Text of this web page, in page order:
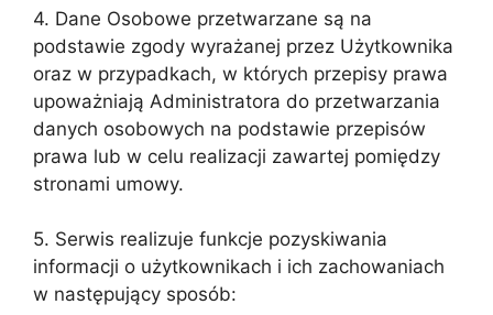
4. Dane Osobowe przetwarzane są na
podstawie zgody wyrażanej przez Użytkownika
oraz w przypadkach, w których przepisy prawa
upoważniają Administratora do przetwarzania
danych osobowych na podstawie przepisów
prawa lub w celu realizacji zawartej pomiędzy
stronami umowy.
5. Serwis realizuje funkcje pozyskiwania
informacji o użytkownikach i ich zachowaniach
w następujący sposób: